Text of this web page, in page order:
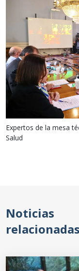
Expertos de la mesa
Salud
Noticias
relacionadas